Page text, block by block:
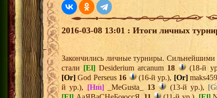
2016-03-08 13:01 : Итоги личных
Закончились личные турниры. Сильнейшими
стали [El] Desiderium arcanum 18
(18-й
[Or] God Perseus 16 (16-й ур.), [Or]
й ур.), [Hm]_MeGusta_ 13 (13-й ур.),